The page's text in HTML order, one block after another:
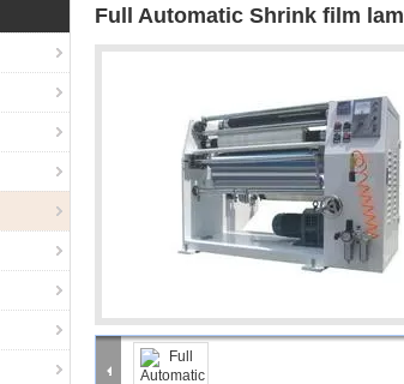
Full Automatic Shrink film